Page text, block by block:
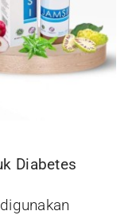
Diabetes